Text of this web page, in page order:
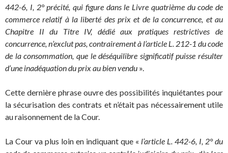
442-6, I, 2° précité, qui figure dans le Livre quatrième du code de
commerce relatif à la liberté des prix et de la concurrence, et au
Chapitre II du Titre IV, dédié aux pratiques restrictives de
concurrence, n’exclut pas, contrairement à l’article L. 212-1 du code
de la consommation, que le déséquilibre significatif puisse résulter
d’une inadéquation du prix au bien vendu ».
Cette dernière phrase ouvre des possibilités inquiétantes pour
la sécurisation des contrats et n’était pas nécessairement utile
au raisonnement de la Cour.
La Cour va plus loin en indiquant que « l’article L. 442-6, I, 2° du